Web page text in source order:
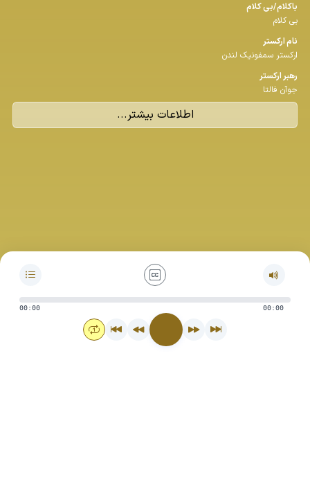
باكلام/بی كلام
بی کلام
نام اركستر
ارکستر سمفونیک لندن
رهبر اركستر
جوآن فالتا
اطلاعات بیشتر...
00:00 00:00